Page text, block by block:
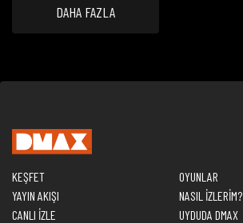
DAHA FAZLA
KEŞFET
YAYIN AKIŞI
CANLI İZLE
OYUNLAR
NASIL İZLERİM?
UYDUDA DMAX